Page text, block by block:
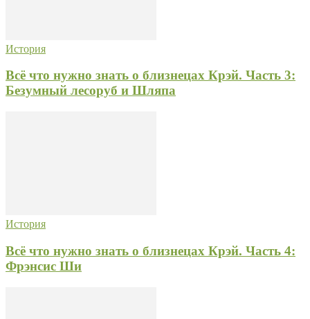
История
Всё что нужно знать о близнецах Крэй. Часть 3:
Безумный лесоруб и Шляпа
История
Всё что нужно знать о близнецах Крэй. Часть 4:
Фрэнсис Ши